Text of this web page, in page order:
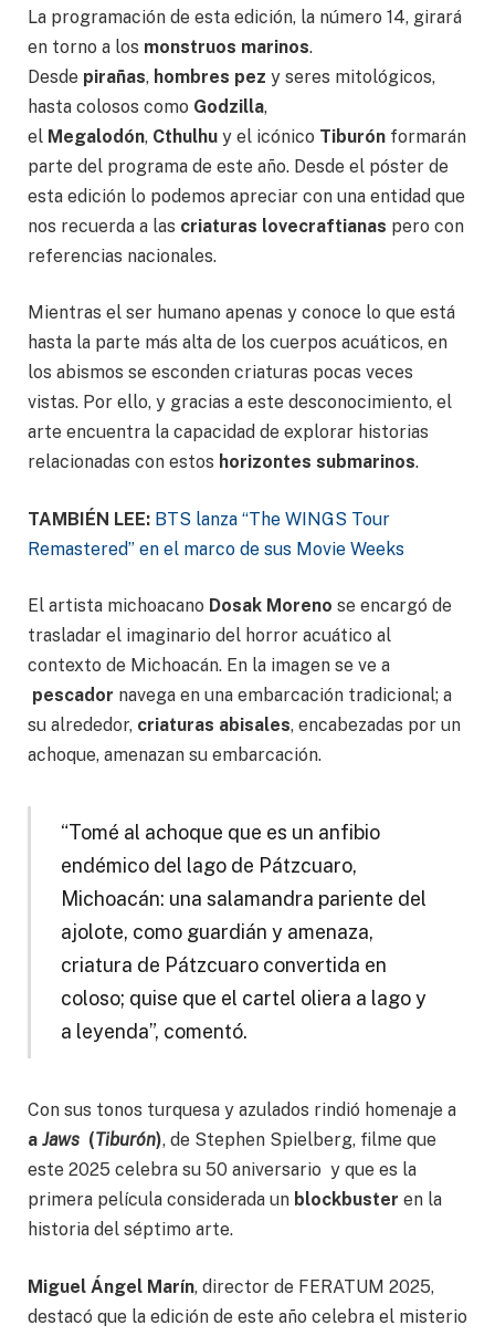
La programación de esta edición, la número 14, girará
en torno a los monstruos marinos.
Desde pirañas, hombres pez y seres mitológicos,
hasta colosos como Godzilla,
el Megalodón, Cthulhu y el icónico Tiburón formarán
parte del programa de este año. Desde el póster de
esta edición lo podemos apreciar con una entidad que
nos recuerda a las criaturas lovecraftianas pero con
referencias nacionales.
Mientras el ser humano apenas y conoce lo que está
hasta la parte más alta de los cuerpos acuáticos, en
los abismos se esconden criaturas pocas veces
vistas. Por ello, y gracias a este desconocimiento, el
arte encuentra la capacidad de explorar historias
relacionadas con estos horizontes submarinos.
TAMBIÉN LEE: BTS lanza “The WINGS Tour
Remastered” en el marco de sus Movie Weeks
El artista michoacano Dosak Moreno se encargó de
trasladar el imaginario del horror acuático al
contexto de Michoacán. En la imagen se ve a
pescador navega en una embarcación tradicional; a
su alrededor, criaturas abisales, encabezadas por un
achoque, amenazan su embarcación.
“Tomé al achoque que es un anfibio
endémico del lago de Pátzcuaro,
Michoacán: una salamandra pariente del
ajolote, como guardián y amenaza,
criatura de Pátzcuaro convertida en
coloso; quise que el cartel oliera a lago y
a leyenda”, comentó.
Con sus tonos turquesa y azulados rindió homenaje a
a Jaws (Tiburón), de Stephen Spielberg, filme que
este 2025 celebra su 50 aniversario y que es la
primera película considerada un blockbuster en la
historia del séptimo arte.
Miguel Ángel Marín, director de FERATUM 2025,
destacó que la edición de este año celebra el misterio